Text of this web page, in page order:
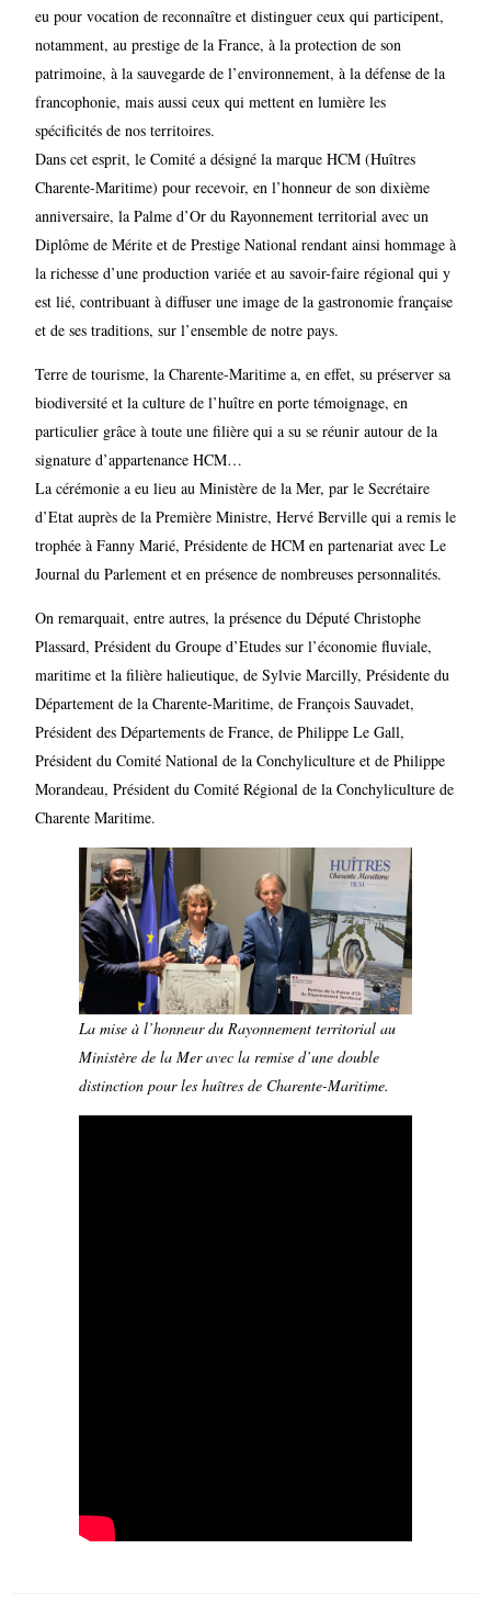
eu pour vocation de reconnaître et distinguer ceux qui participent,
notamment, au prestige de la France, à la protection de son
patrimoine, à la sauvegarde de l’environnement, à la défense de la
francophonie, mais aussi ceux qui mettent en lumière les
spécificités de nos territoires.
Dans cet esprit, le Comité a désigné la marque HCM (Huîtres
Charente-Maritime) pour recevoir, en l’honneur de son dixième
anniversaire, la Palme d’Or du Rayonnement territorial avec un
Diplôme de Mérite et de Prestige National rendant ainsi hommage à
la richesse d’une production variée et au savoir-faire régional qui y
est lié, contribuant à diffuser une image de la gastronomie française
et de ses traditions, sur l’ensemble de notre pays.
Terre de tourisme, la Charente-Maritime a, en effet, su préserver sa
biodiversité et la culture de l’huître en porte témoignage, en
particulier grâce à toute une filière qui a su se réunir autour de la
signature d’appartenance HCM…
La cérémonie a eu lieu au Ministère de la Mer, par le Secrétaire
d’Etat auprès de la Première Ministre, Hervé Berville qui a remis le
trophée à Fanny Marié, Présidente de HCM en partenariat avec Le
Journal du Parlement et en présence de nombreuses personnalités.
On remarquait, entre autres, la présence du Député Christophe
Plassard, Président du Groupe d’Etudes sur l’économie fluviale,
maritime et la filière halieutique, de Sylvie Marcilly, Présidente du
Département de la Charente-Maritime, de François Sauvadet,
Président des Départements de France, de Philippe Le Gall,
Président du Comité National de la Conchyliculture et de Philippe
Morandeau, Président du Comité Régional de la Conchyliculture de
Charente Maritime.
La mise à l’honneur du Rayonnement territorial au
Ministère de la Mer avec la remise d’une double
distinction pour les huîtres de Charente-Maritime.